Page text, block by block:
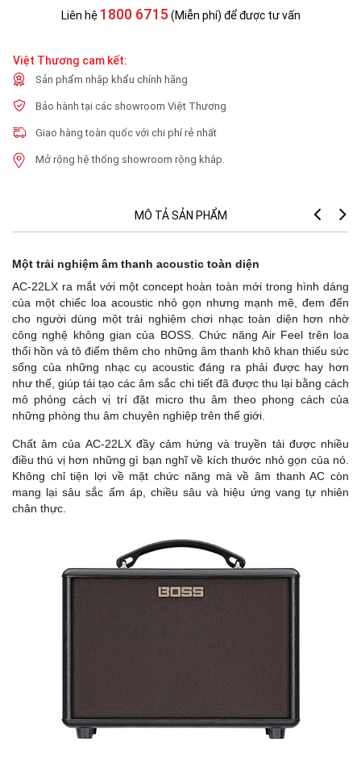
Liên hệ 1800 6715 (Miễn phí) để được tư vấn
Việt Thương cam kết:
Sản phẩm nhập khẩu chính hãng
Bảo hành tại các showroom Việt Thương
Giao hàng toàn quốc với chi phí rẻ nhất
Mở rộng hệ thống showroom rộng khắp.
MÔ TẢ SẢN PHẨM
Một trải nghiệm âm thanh acoustic toàn diện
AC-22LX ra mắt với một concept hoàn toàn mới trong hình dáng
của một chiếc loa acoustic nhỏ gọn nhưng mạnh mẽ, đem đến
cho người dùng một trải nghiệm chơi nhạc toàn diện hơn nhờ
công nghệ không gian của BOSS. Chức năng Air Feel trên loa
thổi hồn và tô điểm thêm cho những âm thanh khô khan thiếu sức
sống của những nhạc cụ acoustic đáng ra phải được hay hơn
như thế, giúp tái tạo các âm sắc chi tiết đã được thu lại bằng cách
mô phỏng cách vị trí đặt micro thu âm theo phong cách của
những phòng thu âm chuyên nghiệp trên thế giới.
Chất âm của AC-22LX đầy cảm hứng và truyền tải được nhiều
điều thú vị hơn những gì bạn nghĩ về kích thước nhỏ gọn của nó.
Không chỉ tiện lợi về mặt chức năng mà về âm thanh AC còn
mang lại sâu sắc ấm áp, chiều sâu và hiệu ứng vang tự nhiên
chân thực.